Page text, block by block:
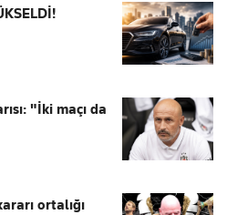
"İki maçı da
ortalığı